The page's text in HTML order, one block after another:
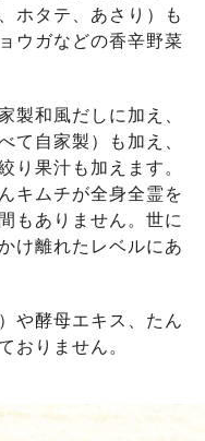
ホタテ、あさり）も
ウガなどの香辛野菜
製和風だしに加え、
て自家製）も加え、
り果汁も加えます。
キムチが全身全霊を
もありません。世に
け離れたレベルにあ
や酵母エキス、たん
おりません。